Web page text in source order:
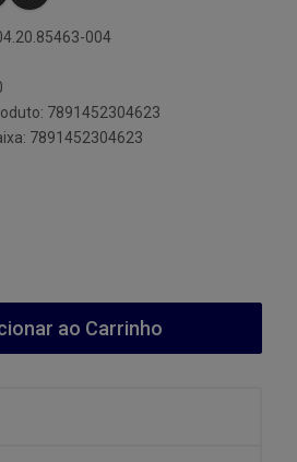
004
7891452304623
7891452304623
ao Carrinho